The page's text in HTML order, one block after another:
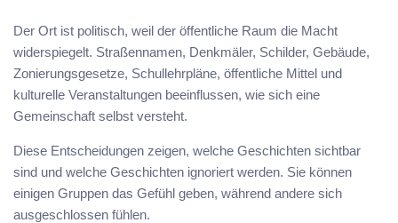
Der Ort ist politisch, weil der öffentliche Raum die Macht
widerspiegelt. Straßennamen, Denkmäler, Schilder, Gebäude,
Zonierungsgesetze, Schullehrpläne, öffentliche Mittel und
kulturelle Veranstaltungen beeinflussen, wie sich eine
Gemeinschaft selbst versteht.
Diese Entscheidungen zeigen, welche Geschichten sichtbar
sind und welche Geschichten ignoriert werden. Sie können
einigen Gruppen das Gefühl geben, während andere sich
ausgeschlossen fühlen.